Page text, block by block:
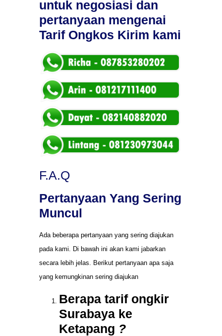
untuk negosiasi dan
pertanyaan mengenai
Tarif Ongkos Kirim kami
F.A.Q
Pertanyaan Yang Sering
Muncul
Ada beberapa pertanyaan yang sering diajukan
pada kami. Di bawah ini akan kami jabarkan
secara lebih jelas. Berikut pertanyaan apa saja
yang kemungkinan sering diajukan
Berapa tarif ongkir
Surabaya ke
Ketapang ?